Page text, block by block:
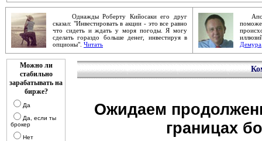
Однажды Роберту Кийосаки его друг
сказал: "Инвестировать в акции - это все равно
что сидеть и ждать у моря погоды. Я могу
сделать гораздо больше денег, инвестируя в
опционы". Читать
Демура
Можно ли
стабильно
зарабатывать на
бирже?
Да
Да, если ты
брокер
Нет
Ожидаем
границах